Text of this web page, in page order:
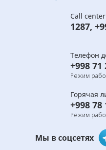
Call center
1287,
Телефон
+998 71
Режим
Горячая
+998 78
Режим
Мы в соцсетях